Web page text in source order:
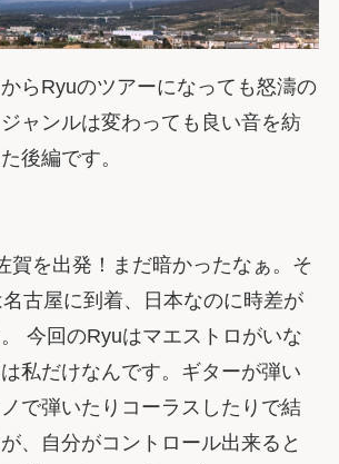
らRyuのツアーになっても怒濤の
ャンルは変わっても良い音を紡
後編です。
賀を出発！まだ暗かったなぁ。そ
古屋に到着、日本なのに時差が
今回のRyuはマエストロがいな
私だけなんです。ギターが弾い
で弾いたりコーラスしたりで結
、自分がコントロール出来ると